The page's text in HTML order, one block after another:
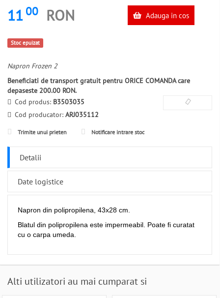
11 00 RON Adauga in cos
Stoc epuizat
Napron Frozen 2
Beneficiati de transport gratuit pentru ORICE COMANDA care
depaseste 200.00 RON.
Cod produs: B3503035
Cod producator: ARJ035112
Trimite unui prieten Notificare intrare stoc
Detalii
Date logistice
Napron din polipropilena, 43x28 cm.
Blatul din polipropilena este impermeabil. Poate fi curatat
cu o carpa umeda.
Alti utilizatori au mai cumparat si